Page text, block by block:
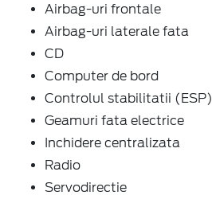
Airbag-uri frontale
Airbag-uri laterale fata
CD
Computer de bord
Controlul stabilitatii (ESP)
Geamuri fata electrice
Inchidere centralizata
Radio
Servodirectie